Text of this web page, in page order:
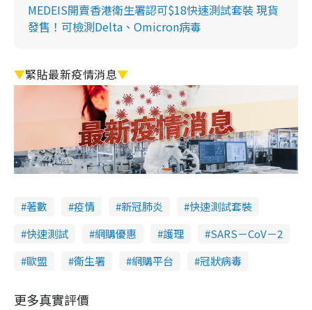
MEDEIS開賣香港衛生署認可$18快速測試套裝 現貨
發售！可檢測Delta、Omicron病毒
▼緊貼最新疫情消息▼
著數 疫情 新冠肺炎
快速測試套裝
快速測試
網購優惠 護理
SARS－CoV－2
歐盟
衞生署 網購平台 冠狀病毒
更多真實評價